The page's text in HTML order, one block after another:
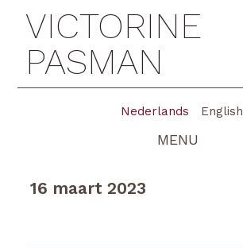
VICTORINE
PASMAN
Nederlands English
MENU
16 maart 2023